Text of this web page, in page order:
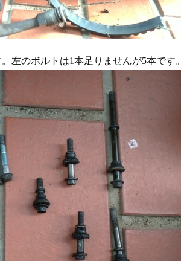
左のボルトは1本足りませんが5本です。